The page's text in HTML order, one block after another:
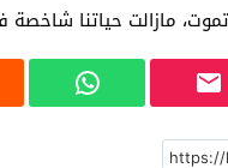
تموت، مازالت حياتنا